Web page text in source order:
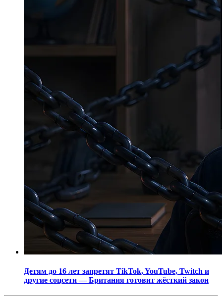
Детям до 16 лет запретят TikTok, YouTube, Twitch и
другие соцсети — Британия готовит жёсткий закон